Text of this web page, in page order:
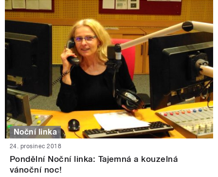
Noční linka
24. prosinec 2018
Pondělní Noční linka: Tajemná a kouzelná
vánoční noc!